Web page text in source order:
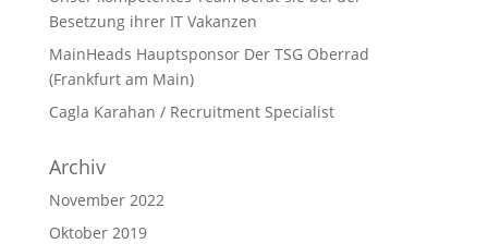
Besetzung ihrer IT Vakanzen
MainHeads Hauptsponsor Der TSG Oberrad
(Frankfurt am Main)
Cagla Karahan / Recruitment Specialist
Archiv
November 2022
Oktober 2019